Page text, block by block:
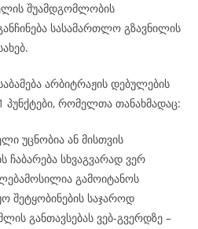
შუამდგომლობის
სასამართლო გზავნილის
არბიტრაჟის დებულების
პუნქტები, რომელთა თანახმადაც:
უცნობია ან მისთვის
ჩაბარება სხვაგვარად ვერ
გამოიტანოს
შეტყობინების საჯაროდ
განთავსებას ვებ-გვერდზე –